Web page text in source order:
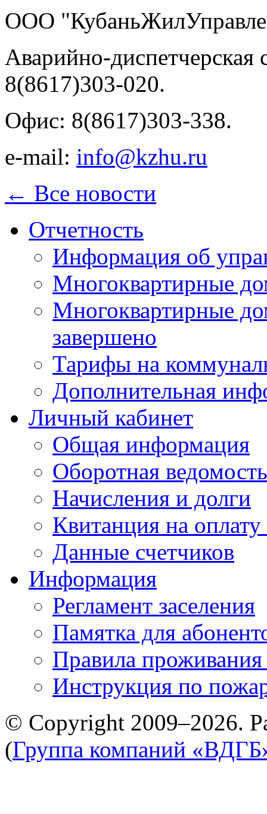
ООО
Аварийно-
8(8617)303-020.
Офис: 8(8617)303-338.
e-mail: info@kzhu.ru
← Все новости
Отчетность
Информация об
Многоквартирные
Многоквартирные
завершено
Тарифы на
Дополнительная
Личный кабинет
Общая информация
Оборотная ведомость
Начисления и долги
Квитанция на
Данные счетчиков
Информация
Регламент заселения
Памятка для
Правила
Инструкция по
© Copyright 2009–2026.
(Группа компаний